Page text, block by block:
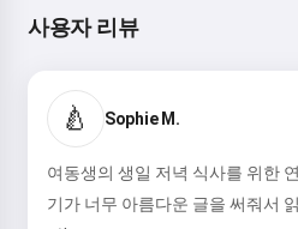
사용자 리뷰
🍐 Sophie M.
여동생의 생일 저녁 식사를 위한
기가 너무 아름다운 글을 써줘서